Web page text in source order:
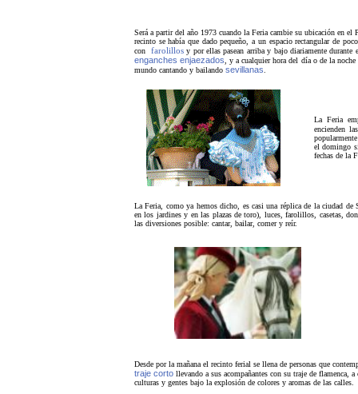
Será a partir del año 1973 cuando la Feria cambie su ubicación en
recinto se había que dado pequeño, a un espacio rectangular de
con farolillosy por ellas pasean arriba y bajo diariamente
enganches enjaezados , y a cualquier hora del día o de la
mundo cantando y bailando sevillanas
La Feria
encienden
el domingo
fechas de la
La Feria, como ya hemos dicho, es casi una réplica de la ciudad
en los jardines y en las plazas de toro), luces, farolillos, casetas,
las diversiones posible: cantar, bailar, comer y reír.
Desde por la mañana el recinto ferial se llena de personas que
traje corto llevando a sus acompañantes con su traje de
culturas y gentes bajo la explosión de colores y aromas de las calles.